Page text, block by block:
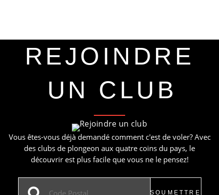
REJOINDRE
UN CLUB
Vous êtes-vous déjà demandé comment c'est de voler? Avec
des clubs de plongeon aux quatre coins du pays, le
découvrir est plus facile que vous ne le pensez!